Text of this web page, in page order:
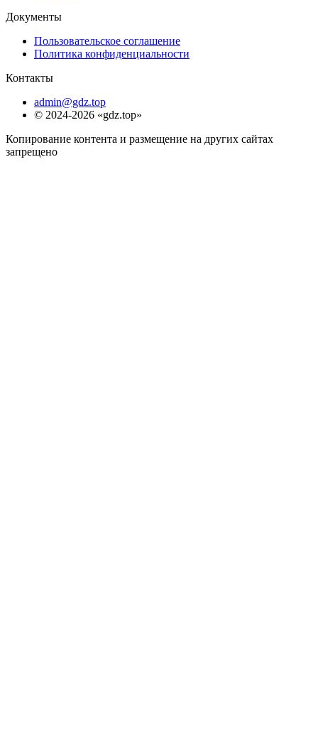
Документы
Пользовательское соглашение
Политика конфиденциальности
Контакты
admin@gdz.top
© 2024-2026 «gdz.top»
Копирование контента и размещение на других сайтах
запрещено